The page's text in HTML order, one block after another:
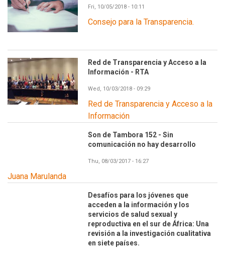
Fri, 10/05/2018 - 10:11
Consejo para la Transparencia.
Red de Transparencia y Acceso a la
Información - RTA
Wed, 10/03/2018 - 09:29
Red de Transparencia y Acceso a la
Información
Son de Tambora 152 - Sin
comunicación no hay desarrollo
Thu, 08/03/2017 - 16:27
Juana Marulanda
Desafíos para los jóvenes que
acceden a la información y los
servicios de salud sexual y
reproductiva en el sur de África: Una
revisión a la investigación cualitativa
en siete países.